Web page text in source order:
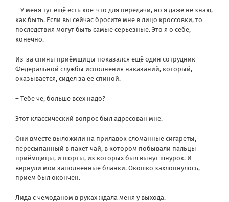
– У меня тут ещё есть кое-что для передачи, но я даже не знаю,
как быть. Если вы сейчас бросите мне в лицо кроссовки, то
последствия могут быть самые серьёзные. Это я о себе,
конечно.
Из-за спины приёмщицы показался ещё один сотрудник
Федеральной службы исполнения наказаний, который,
оказывается, сидел за её спиной.
– Тебе чё, больше всех надо?
Этот классический вопрос был адресован мне.
Они вместе выложили на прилавок сломанные сигареты,
пересыпанный в пакет чай, в котором побывали пальцы
приёмщицы, и шорты, из которых был вынут шнурок. И
вернули мои заполненные бланки. Окошко захлопнулось,
приём был окончен.
Лида с чемоданом в руках ждала меня у выхода.